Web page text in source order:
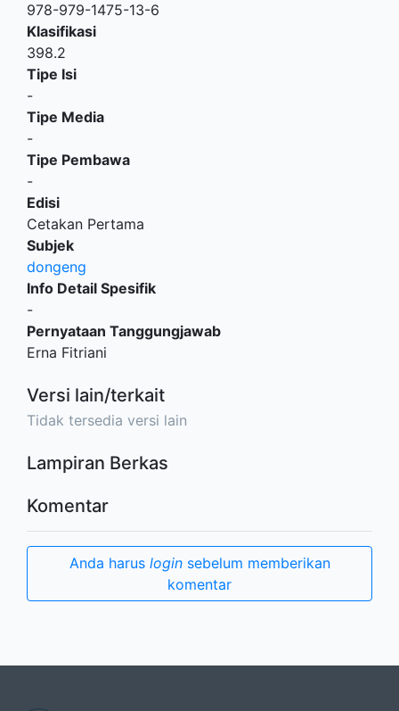
978-979-1475-13-6
Klasifikasi
398.2
Tipe Isi
-
Tipe Media
-
Tipe Pembawa
-
Edisi
Cetakan Pertama
Subjek
dongeng
Info Detail Spesifik
-
Pernyataan Tanggungjawab
Erna Fitriani
Versi lain/terkait
Tidak tersedia versi lain
Lampiran Berkas
Komentar
Anda harus loginsebelum memberikan
komentar